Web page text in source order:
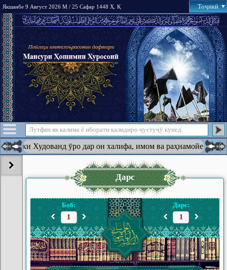
Якшанбе 9 Август 2026 М / 25 Сафар 1448 Ҳ. Қ Тоҷикӣ
ки Худованд ӯро дар он халифа, имом ва раҳнамойе ба
Дарс
Боб: Дарс: